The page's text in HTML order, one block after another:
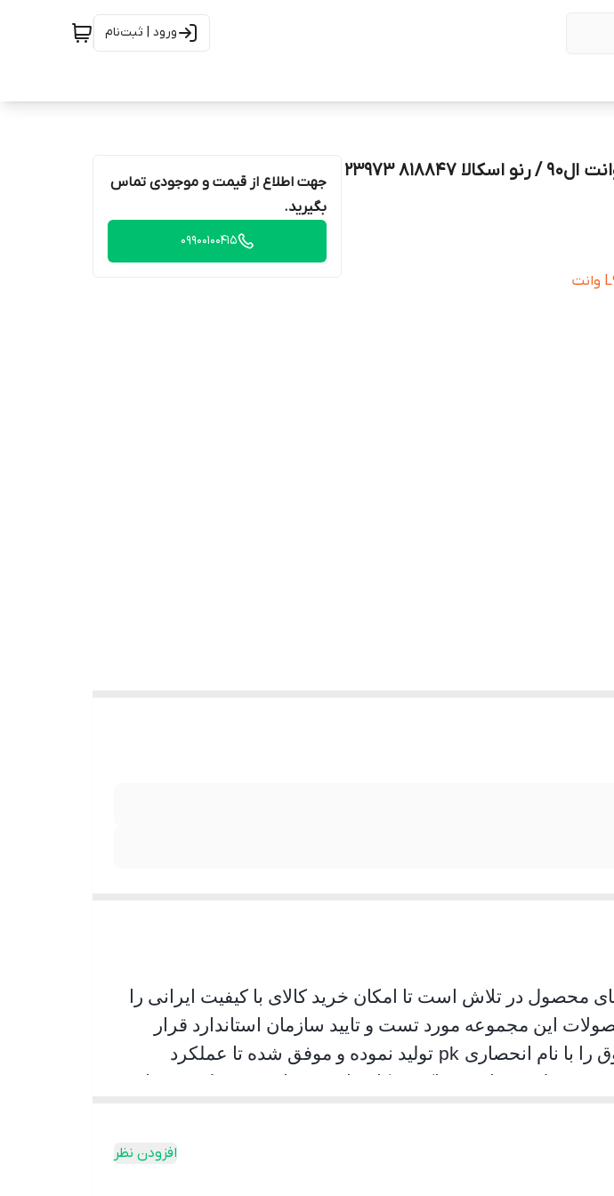
ورود | ثبت‌نام
لنت ترمز جلو رنو داستر / وانت ال90 / رنو اسکالا 818847 23973
جهت اطلاع از قیمت و موجودی تماس
بگیرید.
09900100415
محصول در تلاش است تا امکان خرید کالای با کیفیت ایرانی را
این مجموعه مورد تست و تایید سازمان استاندارد قرار
با نام انحصاری pk تولید نموده و موفق شده تا عملکرد
به جلب رضایت حداکثری کاربران شده است به طوری پیمایش
افزودن نظر